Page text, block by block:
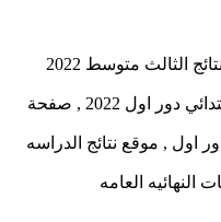
مديرية تربية صلاح الدين تكريت نتائج الثالث متوسط 2022
النهائيه للدور الاول , نتائج سادس ابتدائي دور اول 2022 , صفحة
الوزاره للثالث متوسط 2022 دور اول , موقع نتائج الدراسه